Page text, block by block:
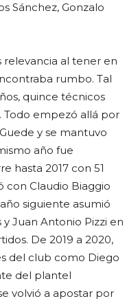
Sánchez, Gonzalo
al tener en
rumbo. Tal
quince técnicos
Todo empezó allá por
y se mantuvo
año fue
hasta 2017 con 51
con Claudio Biaggio
siguiente asumió
Juan Antonio Pizzi en
De 2019 a 2020,
del club como Diego
del plantel
volvió a apostar por